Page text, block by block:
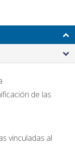
de las
vinculadas al